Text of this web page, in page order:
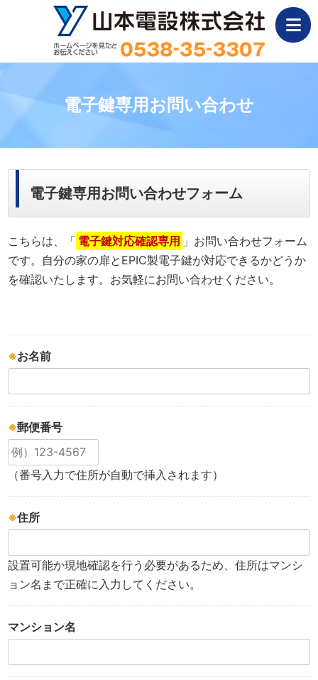
電子鍵専用お問い合わせ
電子鍵専用お問い合わせフォーム
こちらは、「 電子鍵対応確認専用 」お問い合わせフォーム
です。自分の家の扉とEPIC製電子鍵が対応できるかどうか
を確認いたします。お気軽にお問い合わせください。
※お名前
※郵便番号
（番号入力で住所が自動で挿入されます）
※住所
設置可能か現地確認を行う必要があるため、住所はマンシ
ョン名まで正確に入力してください。
マンション名